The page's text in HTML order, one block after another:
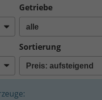
Getriebe
Sortierung